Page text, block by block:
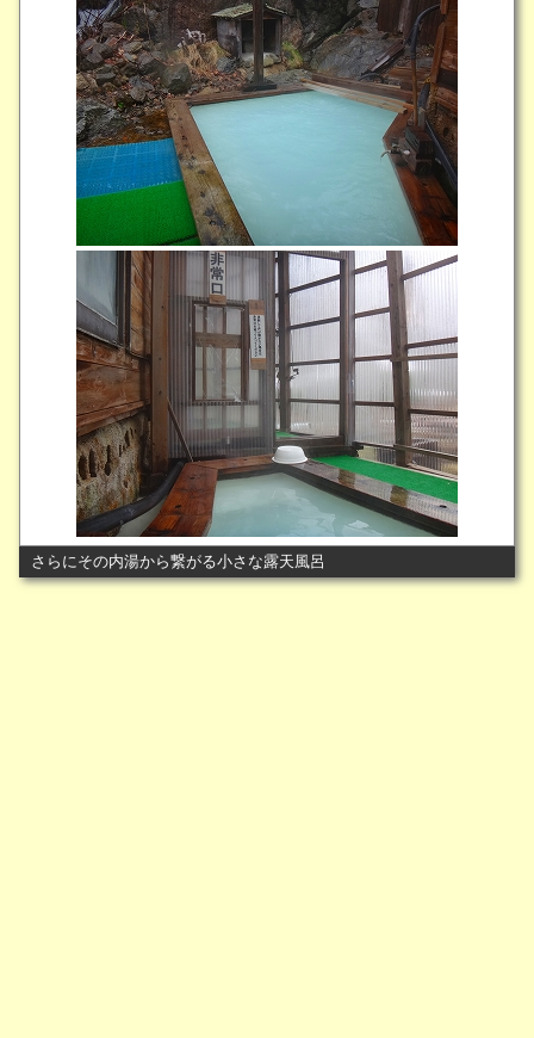
さらにその内湯から繋がる小さな露天風呂